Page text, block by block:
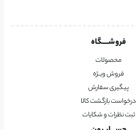
فروشــــگاه
محصولات
فروش ویــژه
پیگیری سفارش
درخواست بازگشت کالا
ثبت نظرات و شکایات